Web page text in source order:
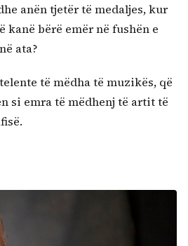
anën tjetër të medaljes, kur
kanë bërë emër në fushën e
ata?
të mëdha të muzikës, që
si emra të mëdhenj të artit të